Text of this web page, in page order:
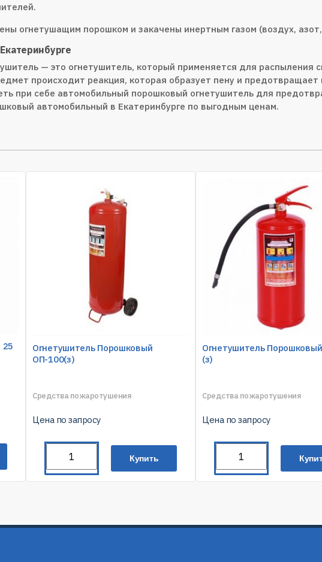
огнетушащим порошком и закачены инертным газом (воздух,
— это огнетушитель, который применяется для распыления
происходит реакция, которая образует пену и предотвращает
при себе автомобильный порошковый огнетушитель для
автомобильный в Екатеринбурге по выгодным ценам.
25
Огнетушитель Порошковый
ОП-100(з)
Средства пожаротушения
Цена по запросу
Купить
Огнетушитель
(з)
Средства пожаротушения
Цена по запросу